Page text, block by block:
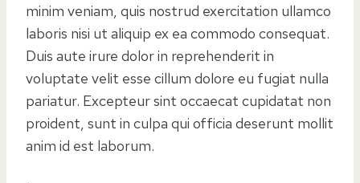
minim veniam, quis nostrud exercitation ullamco
laboris nisi ut aliquip ex ea commodo consequat.
Duis aute irure dolor in reprehenderit in
voluptate velit esse cillum dolore eu fugiat nulla
pariatur. Excepteur sint occaecat cupidatat non
proident, sunt in culpa qui officia deserunt mollit
anim id est laborum.